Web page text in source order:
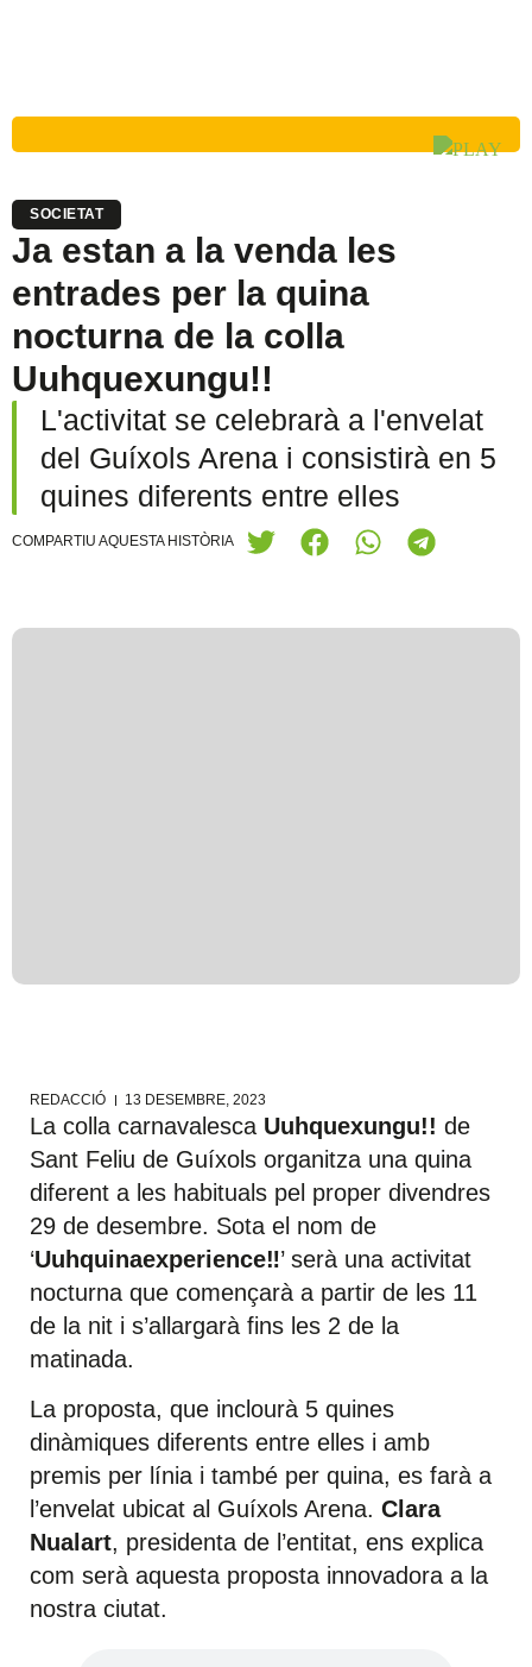
SOCIETAT
Ja estan a la venda les
entrades per la quina
nocturna de la colla
Uuhquexungu!!
L'activitat se celebrarà a l'envelat
del Guíxols Arena i consistirà en 5
quines diferents entre elles
COMPARTIU AQUESTA HISTÒRIA
REDACCIÓ 13 DESEMBRE, 2023
La colla carnavalesca Uuhquexungu!! de
Sant Feliu de Guíxols organitza una quina
diferent a les habituals pel proper divendres
29 de desembre. Sota el nom de
‘Uuhquinaexperience‼️’ serà una activitat
nocturna que començarà a partir de les 11
de la nit i s’allargarà fins les 2 de la
matinada.
La proposta, que inclourà 5 quines
dinàmiques diferents entre elles i amb
premis per línia i també per quina, es farà a
l’envelat ubicat al Guíxols Arena. Clara
Nualart, presidenta de l’entitat, ens explica
com serà aquesta proposta innovadora a la
nostra ciutat.